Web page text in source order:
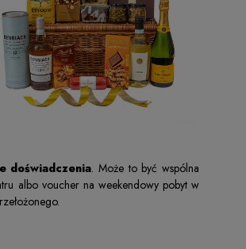
doświadczenia. Może to być wspólna
albo voucher na weekendowy pobyt w